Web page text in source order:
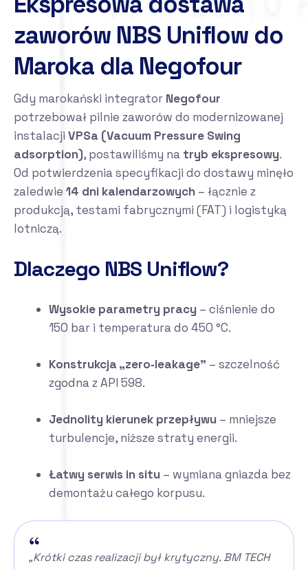
zaworów NBS Uniflow do
Maroka dla Negofour
Gdy marokański integrator Negofour
potrzebował pilnie zaworów do modernizowanej
instalacji VPSa (Vacuum Pressure Swing
adsorption), postawiliśmy na tryb ekspresowy.
Od potwierdzenia specyfikacji do dostawy minęło
zaledwie 14 dni kalendarzowych – łącznie z
produkcją, testami fabrycznymi (FAT) i logistyką
lotniczą.
Dlaczego NBS Uniflow?
Wysokie parametry pracy – ciśnienie do
150 bar i temperatura do 450 °C.
Konstrukcja „zero‐leakage” – szczelność
zgodna z API 598.
Jednolity kierunek przepływu – mniejsze
turbulencje, niższe straty energii.
Łatwy serwis in situ – wymiana gniazda bez
demontażu całego korpusu.
„Krótki czas realizacji był krytyczny. BM TECH